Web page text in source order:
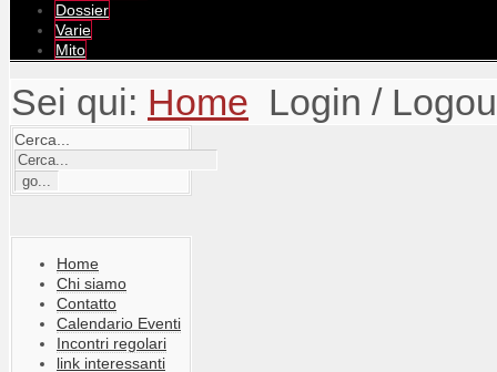
Dossier
Varie
Mito
Sei qui: Home Login /
Cerca...
Home
Chi siamo
Contatto
Calendario Eventi
Incontri regolari
link interessanti